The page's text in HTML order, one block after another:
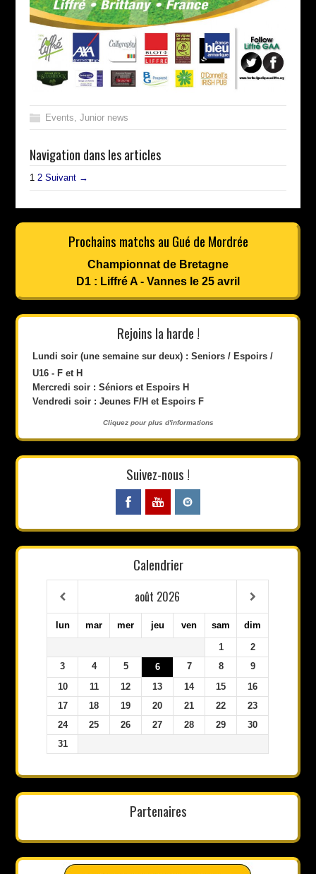
Events ,Junior news
Navigation dans les articles
1 2 Suivant →
Prochains matchs au Gué de Mordrée
Championnat de Bretagne
D1 : Liffré A - Vannes le 25 avril
Rejoins la harde !
Lundi soir (une semaine sur deux) : Seniors / Espoirs /
U16 - F et H
Mercredi soir : Séniors et Espoirs H
Vendredi soir : Jeunes F/H et Espoirs F
Cliquez pour plus d'informations
Suivez-nous !
Calendrier
août 2026
lun mar mer jeu ven sam dim
1
2
3
4 5 6 7 8
9
10
11 12 13 14 15
16
17
18 19 20 21 22
23
24
25 26 27 28 29
30
31
Partenaires